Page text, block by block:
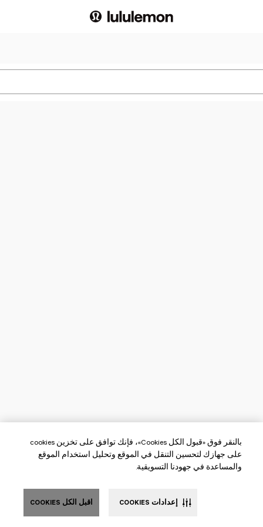
بالنقر فوق «قبول الكل Cookies»، فإنك توافق على تخزين cookies
على جهازك لتحسين التنقل في الموقع وتحليل استخدام الموقع
والمساعدة في جهودنا التسويقية.
اقبل الكل COOKIES إعدادات COOKIES